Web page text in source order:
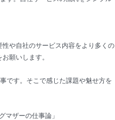
や自社のサービス内容をより多くの
願いします。
です。そこで感じた課題や魅せ方を
マザーの仕事論」